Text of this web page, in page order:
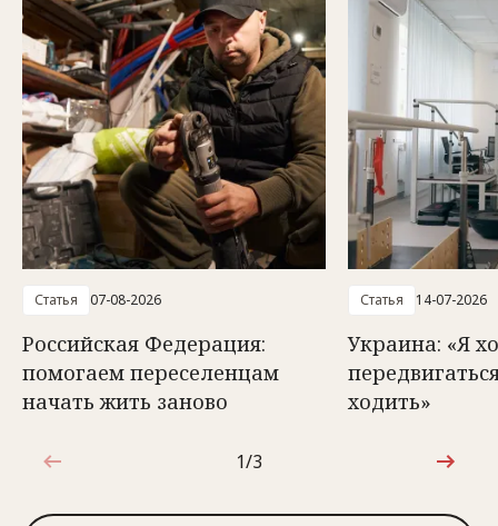
Статья 07-08-2026
Российская Федерация:
помогаем переселенцам
начать жить заново
Статья 14-07-2026
Украина: «Я
ходить»
1 из 3
1/3